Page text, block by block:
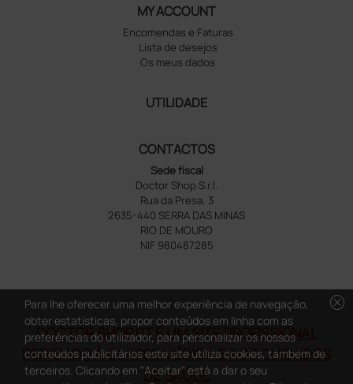
MY ACCOUNT
Encomendas e Faturas
Lista de desejos
Os meus dados
UTILIDADE
CONTACTOS
Sede fiscal
Doctor Shop S.r.l.
Rua da Presa, 3
2635-440 SERRA DAS MINAS
RIO DE MOURO
NIF 980487285
DOCTOR SHOP.PT É UM SITE PROFISSIONAL
DEDICADO À CLASSE MÉDICA E AOS CUIDADOS
DE SAÚDE
cancel
Para lhe oferecer uma melhor experiência de navegação,
obter estatísticas, propor conteúdos em linha com as
preferências do utilizador, para personalizar os nossos
conteúdos publicitários este site utiliza cookies, também de
terceiros. Clicando em "Aceitar" está a dar o seu